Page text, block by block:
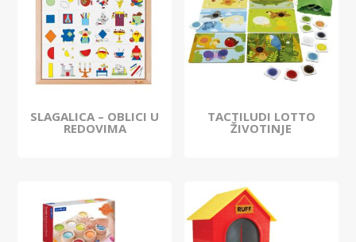
SLAGALICA – OBLICI U
REDOVIMA
TACTILUDI LOTTO
ŽIVOTINJE